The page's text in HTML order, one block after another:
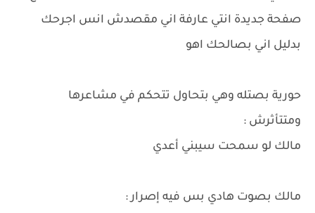
صفحة جديدة انتي عارفة اني مقصدش انس اجرحك
بدليل اني بصالحك اهو
حورية بصتله وهي بتحاول تتحكم في مشاعرها
ومتتأثرش :
مالك لو سمحت سيبني أعدي
مالك بصوت هادي بس فيه إصرار :